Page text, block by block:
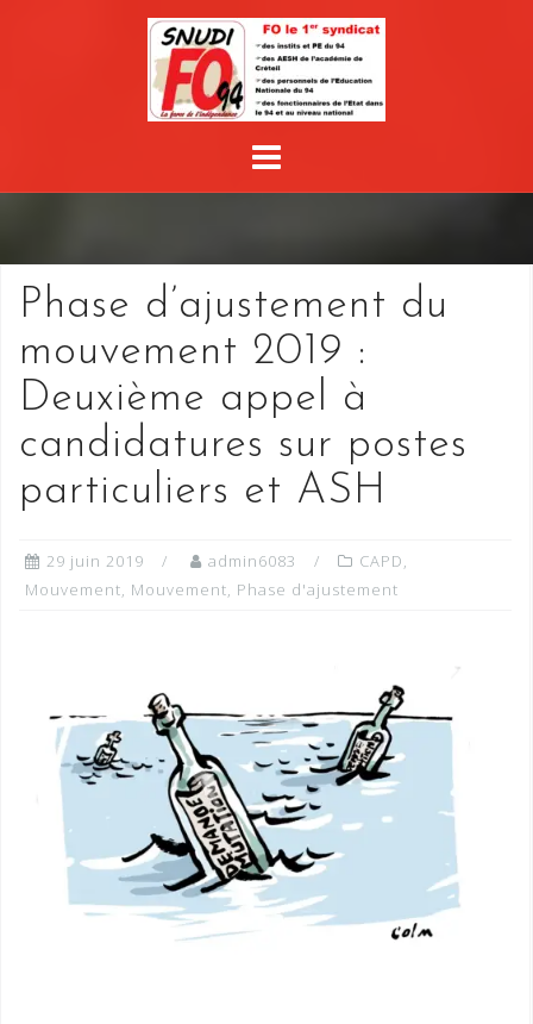
Phase d’ajustement du
mouvement 2019 :
Deuxième appel à
candidatures sur postes
particuliers et ASH
29 juin 2019 admin6083 CAPD,
Mouvement, Mouvement, Phase d'ajustement